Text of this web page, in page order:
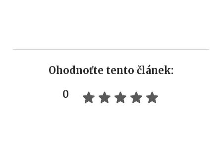
Ohodnoťte tento článek:
0